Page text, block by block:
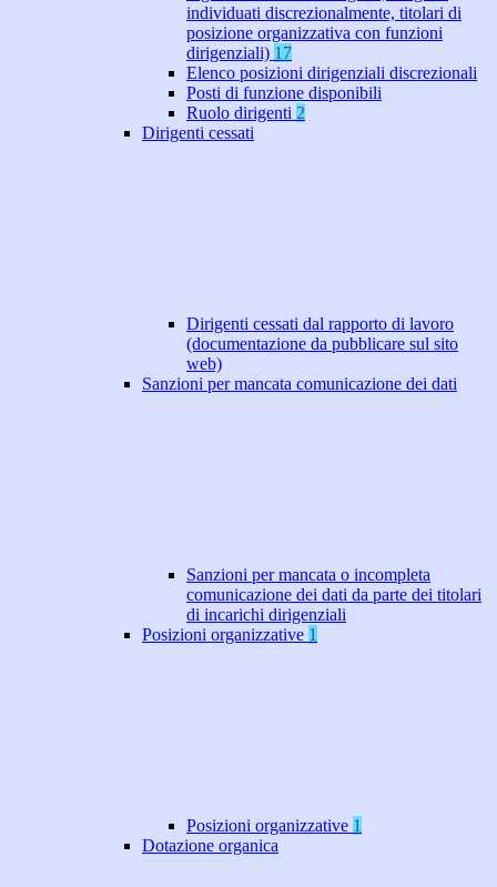
individuati discrezionalmente, titolari di
posizione organizzativa con funzioni
dirigenziali) 17
Elenco posizioni dirigenziali discrezionali
Posti di funzione disponibili
Ruolo dirigenti 2
Dirigenti cessati
Dirigenti cessati dal rapporto di lavoro
(documentazione da pubblicare sul sito
web)
Sanzioni per mancata comunicazione dei dati
Sanzioni per mancata o incompleta
comunicazione dei dati da parte dei titolari
di incarichi dirigenziali
Posizioni organizzative 1
Posizioni organizzative 1
Dotazione organica